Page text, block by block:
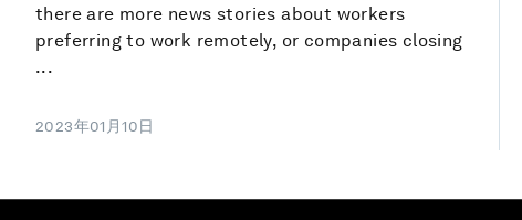
there are more news stories about workers
preferring to work remotely, or companies closing
...
2023年01月10日